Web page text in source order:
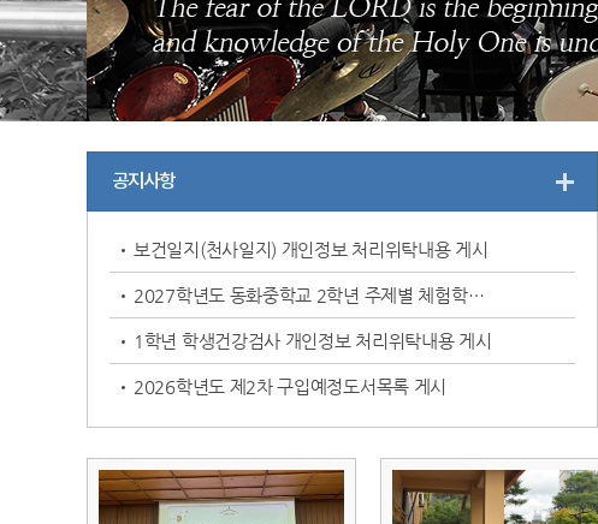
공지사항
보건일지(천사일지) 개인정보 처리위탁내용 게시
2027학년도 동화중학교 2학년 주제별 체험학습 용역 입찰 공고(수정)
1학년 학생건강검사 개인정보 처리위탁내용 게시
2026학년도 제2차 구입예정도서목록 게시